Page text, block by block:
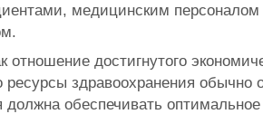
медицинским персоналом
достигнутого
здравоохранения обычно
обеспечивать оптимальное